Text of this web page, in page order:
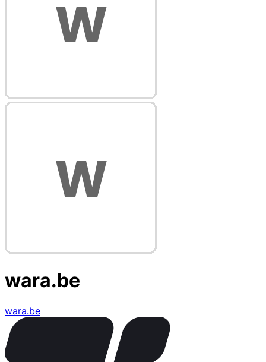
wara.be
wara.be